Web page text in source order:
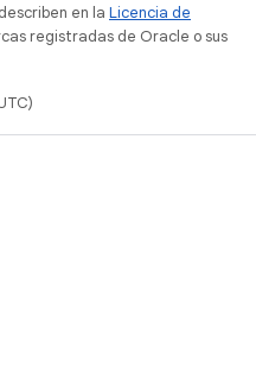
en la Licencia de
registradas de Oracle o sus